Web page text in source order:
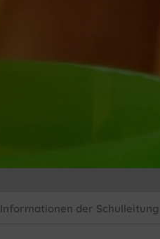
Informationen der Schulleitung